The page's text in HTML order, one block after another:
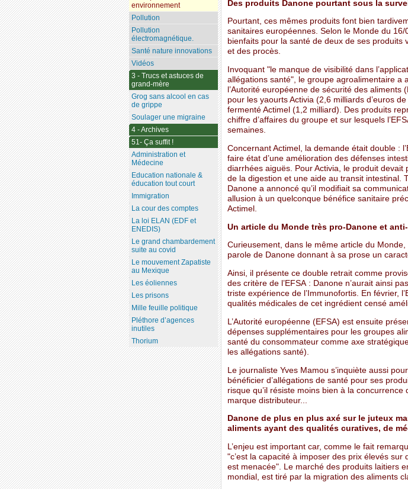
Des produits Danone pourtant sous la
Pourtant, ces mêmes produits font bien
sanitaires européennes. Selon le Monde du
bienfaits pour la santé de deux de ses produits
et des procès.
Invoquant "le manque de visibilité dans
allégations santé", le groupe agroalimentaire a
l’Autorité européenne de sécurité des
pour les yaourts Activia (2,6 milliards d’euros
fermenté Actimel (1,2 milliard). Des produits
chiffre d’affaires du groupe et sur lesquels
semaines.
Concernant Actimel, la demande était double :
faire état d’une amélioration des défenses
diarrhées aiguës. Pour Activia, le produit
de la digestion et une aide au transit intestinal.
Danone a annoncé qu’il modifiait sa
allusion à un quelconque bénéfice sanitaire
Actimel.
Un article du Monde très pro-Danone et
Curieusement, dans le même article du
parole de Danone donnant à sa prose un
Ainsi, il présente ce double retrait comme
des critère de l’EFSA : Danone n’aurait ainsi
triste expérience de l’Immunofortis. En février,
qualités médicales de cet ingrédient censé
L’Autorité européenne (EFSA) est ensuite
dépenses supplémentaires pour les groupes
santé du consommateur comme axe
les allégations santé).
Le journaliste Yves Mamou s’inquiète aussi
bénéficier d’allégations de santé pour ses
risque qu’il résiste moins bien à la
marque distributeur...
Danone de plus en plus axé sur le juteux
aliments ayant des qualités curatives, de
L’enjeu est important car, comme le fait
"c’est la capacité à imposer des prix élevés
est menacée". Le marché des produits laitiers
mondial, est tiré par la migration des aliments
environnement
Pollution
Pollution
électromagnétique.
Santé nature innovations
Vidéos
3 - Trucs et astuces de
grand-mère
Grog sans alcool en cas
de grippe
Soulager une migraine
4 - Archives
51- Ça suffit !
Administration et
Médecine
Education nationale &
éducation tout court
Immigration
La cour des comptes
La loi ELAN (EDF et
ENEDIS)
Le grand chambardement
suite au covid
Le mouvement Zapatiste
au Mexique
Les éoliennes
Les prisons
Mille feuille politique
Pléthore d’agences
inutiles
Thorium